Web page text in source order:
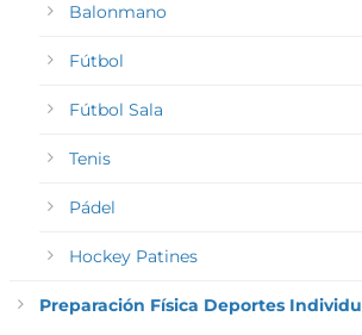
Balonmano
Fútbol
Fútbol Sala
Tenis
Pádel
Hockey Patines
Preparación Física Deportes